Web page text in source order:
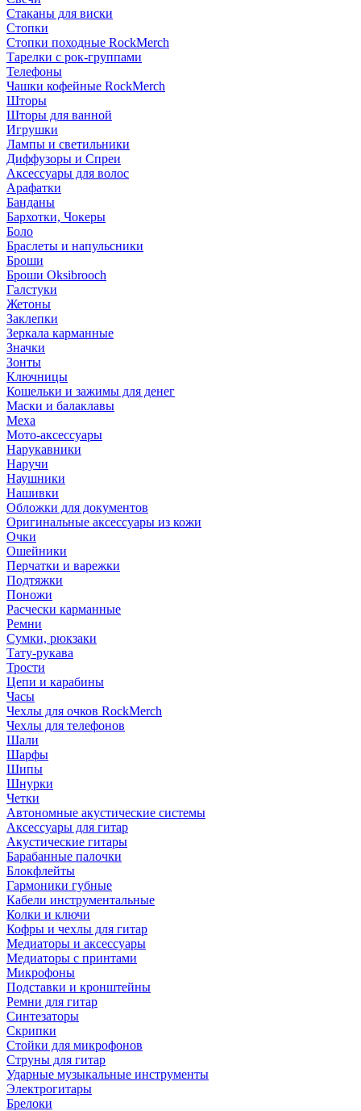
Стаканы для виски
Стопки
Стопки походные RockMerch
Тарелки с рок-группами
Телефоны
Чашки кофейные RockMerch
Шторы
Шторы для ванной
Игрушки
Лампы и светильники
Диффузоры и Спреи
Аксессуары для волос
Арафатки
Банданы
Бархотки, Чокеры
Боло
Браслеты и напульсники
Броши
Броши Oksibrooch
Галстуки
Жетоны
Заклепки
Зеркала карманные
Значки
Зонты
Ключницы
Кошельки и зажимы для денег
Маски и балаклавы
Меха
Мото-аксессуары
Нарукавники
Наручи
Наушники
Нашивки
Обложки для документов
Оригинальные аксессуары из кожи
Очки
Ошейники
Перчатки и варежки
Подтяжки
Поножи
Расчески карманные
Ремни
Сумки, рюкзаки
Тату-рукава
Трости
Цепи и карабины
Часы
Чехлы для очков RockMerch
Чехлы для телефонов
Шали
Шарфы
Шипы
Шнурки
Четки
Автономные акустические системы
Аксессуары для гитар
Акустические гитары
Барабанные палочки
Блокфлейты
Гармоники губные
Кабели инструментальные
Колки и ключи
Кофры и чехлы для гитар
Медиаторы и аксессуары
Медиаторы с принтами
Микрофоны
Подставки и кронштейны
Ремни для гитар
Синтезаторы
Скрипки
Стойки для микрофонов
Струны для гитар
Ударные музыкальные инструменты
Электрогитары
Брелоки